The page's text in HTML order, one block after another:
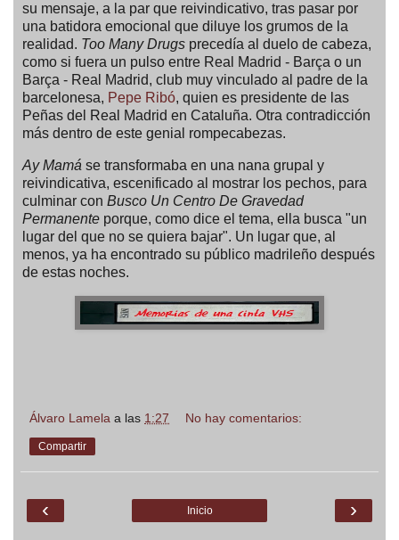
su mensaje, a la par que reivindicativo, tras pasar por
una batidora emocional que diluye los grumos de la
realidad. Too Many Drugs precedía al duelo de cabeza,
como si fuera un pulso entre Real Madrid - Barça o un
Barça - Real Madrid, club muy vinculado al padre de la
barcelonesa, Pepe Ribó, quien es presidente de las
Peñas del Real Madrid en Cataluña. Otra contradicción
más dentro de este genial rompecabezas.
Ay Mamá se transformaba en una nana grupal y
reivindicativa, escenificado al mostrar los pechos, para
culminar con Busco Un Centro De Gravedad
Permanente porque, como dice el tema, ella busca "un
lugar del que no se quiera bajar". Un lugar que, al
menos, ya ha encontrado su público madrileño después
de estas noches.
Álvaro Lamela a las 1:27 No hay comentarios:
Compartir
‹ ›
Inicio